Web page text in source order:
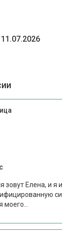
11.07.2026
зовут Елена, и я